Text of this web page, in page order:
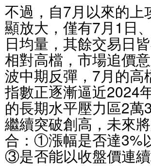
不過，自7月以來的
顯放大，僅有7月1日
日均量，其餘交易日
相對高檔，市場追價
波中期反彈，7月的
指數正逐漸逼近2024
的長期水平壓力區2
繼續突破創高，未來
合：①漲幅是否達3%
③是否能以收盤價連